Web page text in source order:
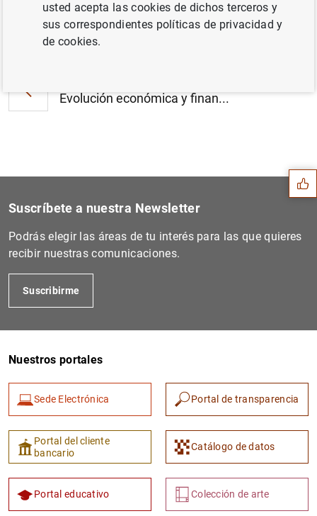
Evolución económica y finan...
Siguiente
Evolución monetaria de la z...
Sugerencias
1 2
Suscríbete a nuestra Newsletter
Podrás elegir las áreas de tu interés para las que quieres
recibir nuestras comunicaciones.
Suscribirme
Nuestros portales
Sede Electrónica Portal de transparencia
Portal del cliente
bancario
Catálogo de datos
Portal educativo Colección de arte
usted acepta las cookies de dichos terceros y
sus correspondientes políticas de privacidad y
de cookies.